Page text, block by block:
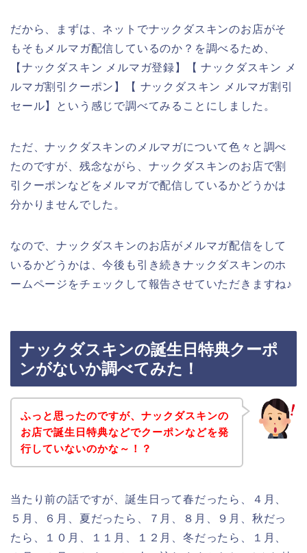
だから、まずは、ネットでナックダスキンのお店がそ
もそもメルマガ配信しているのか？を調べるため、
【ナックダスキン メルマガ登録】【 ナックダスキン メ
ルマガ割引クーポン】【 ナックダスキン メルマガ割引
セール】という感じで調べてみることにしました。
ただ、ナックダスキンのメルマガについて色々と調べ
たのですが、残念ながら、ナックダスキンのお店で割
引クーポンなどをメルマガで配信しているかどうかは
分かりませんでした。
なので、ナックダスキンのお店がメルマガ配信をして
いるかどうかは、今後も引き続きナックダスキンのホ
ームページをチェックして報告させていただきますね♪
ナックダスキンの誕生日特典クーポ
ンがないか調べてみた！
ふっと思ったのですが、ナックダスキンの
お店で誕生日特典などでクーポンなどを発
行していないのかな～！？
当たり前の話ですが、誕生日って春だったら、４月、
５月、６月、夏だったら、７月、８月、９月、秋だっ
たら、１０月、１１月、１２月、冬だったら、１月、